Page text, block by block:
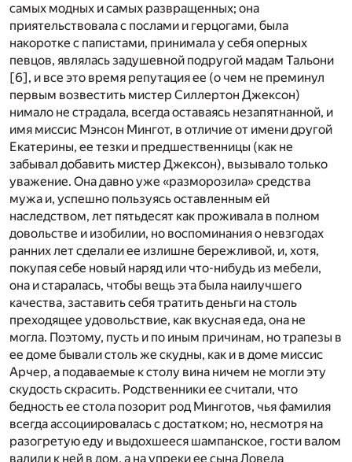
самых модных и самых развращенных; она
приятельствовала с послами и герцогами, была
накоротке с папистами, принимала у себя оперных
певцов, являлась задушевной подругой мадам Тальони
[6] , и все это время репутация ее (о чем не преминул
первым возвестить мистер Силлертон Джексон)
нимало не страдала, всегда оставаясь незапятнанной, и
имя миссис Мэнсон Мингот, в отличие от имени другой
Екатерины, ее тезки и предшественницы (как не
забывал добавить мистер Джексон), вызывало только
уважение. Она давно уже «разморозила» средства
мужа и, успешно пользуясь оставленным ей
наследством, лет пятьдесят как проживала в полном
довольстве и изобилии, но воспоминания о невзгодах
ранних лет сделали ее излишне бережливой, и, хотя,
покупая себе новый наряд или что-нибудь из мебели,
она и старалась, чтобы вещь эта была наилучшего
качества, заставить себя тратить деньги на столь
преходящее удовольствие, как вкусная еда, она не
могла. Поэтому, пусть и по иным причинам, но трапезы в
ее доме бывали столь же скудны, как и в доме миссис
Арчер, а подаваемые к столу вина ничем не могли эту
скудость скрасить. Родственники ее считали, что
бедность ее стола позорит род Минготов, чья фамилия
всегда ассоциировалась с достатком; но, несмотря на
разогретую еду и выдохшееся шампанское, гости валом
валили к ней в дом, а на упреки ее сына Ловела